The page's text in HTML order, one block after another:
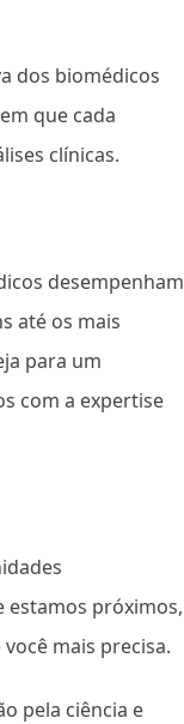
dos biomédicos
que cada
clínicas.
desempenham
até os mais
para um
com a expertise
estamos próximos,
mais precisa.
pela ciência e